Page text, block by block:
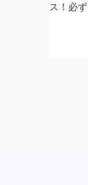
ス！必